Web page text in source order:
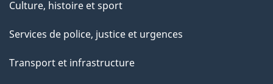
Culture, histoire et sport
Services de police, justice et urgences
Transport et infrastructure